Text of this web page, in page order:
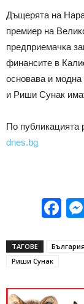
Дъщерята на
премиер на
предприемачка
финансите в
основава и
и Риши Сунак
По публикацията
dnes.bg
ТАГОВЕ България
Риши Сунак